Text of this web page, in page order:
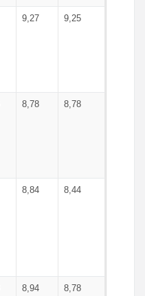
9,27 9,25
8,78 8,78
8,84 8,44
8,94 8,78